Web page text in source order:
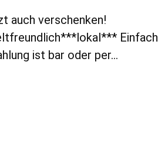
auch verschenken!
Einfach
ist bar oder per…